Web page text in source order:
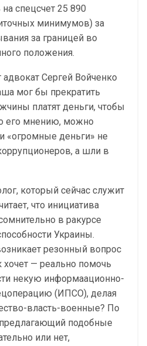
спецсчет 25 890
минимумов) за
за границей во
положения.
адвокат Сергей Войченко
мог бы прекратить
платят деньги, чтобы
его мнению, можно
«огромные деньги» не
а шли в
который сейчас служит
что инициатива
в ракурсе
Украины.
резонный вопрос
хочет — реально помочь
некую информаационно-
(ИПСО), делая
власть-военные? По
подобные
или нет,